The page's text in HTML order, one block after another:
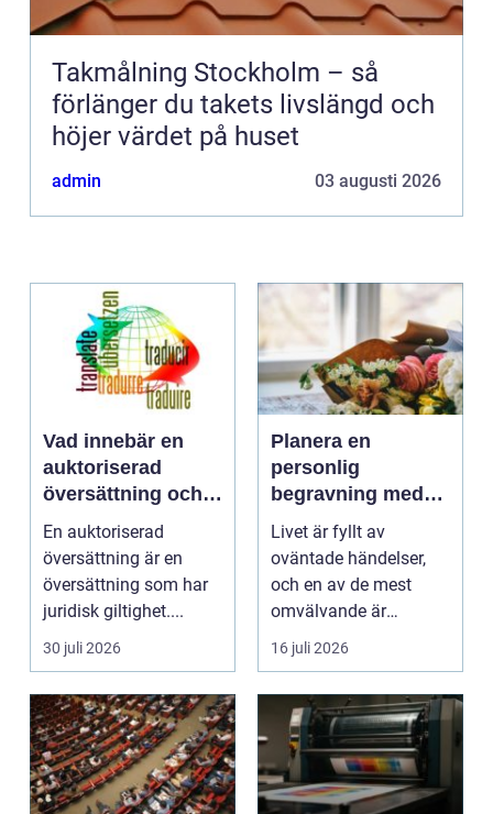
Takmålning Stockholm – så
förlänger du takets livslängd och
höjer värdet på huset
admin 03 augusti 2026
Vad innebär en
auktoriserad
översättning och
när behövs den?
En auktoriserad
översättning är en
översättning som har
juridisk giltighet....
30 juli 2026
Planera en
personlig
begravning med
hjälp av en
begravningsbyrå
Livet är fyllt av
oväntade händelser,
och en av de mest
omvälvande är
n&aum...
16 juli 2026